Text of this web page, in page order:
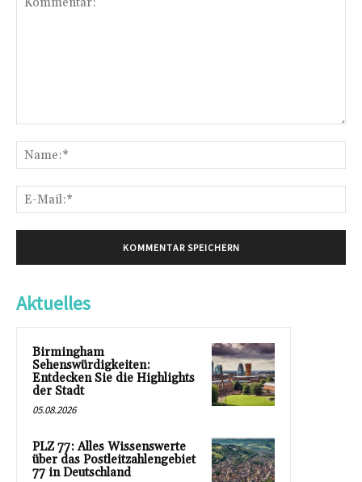
Aktuelles
Birmingham
Sehenswürdigkeiten:
Entdecken Sie die Highlights
der Stadt
05.08.2026
PLZ 77: Alles Wissenswerte
über das Postleitzahlengebiet
77 in Deutschland